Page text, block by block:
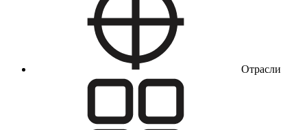
Отрасли